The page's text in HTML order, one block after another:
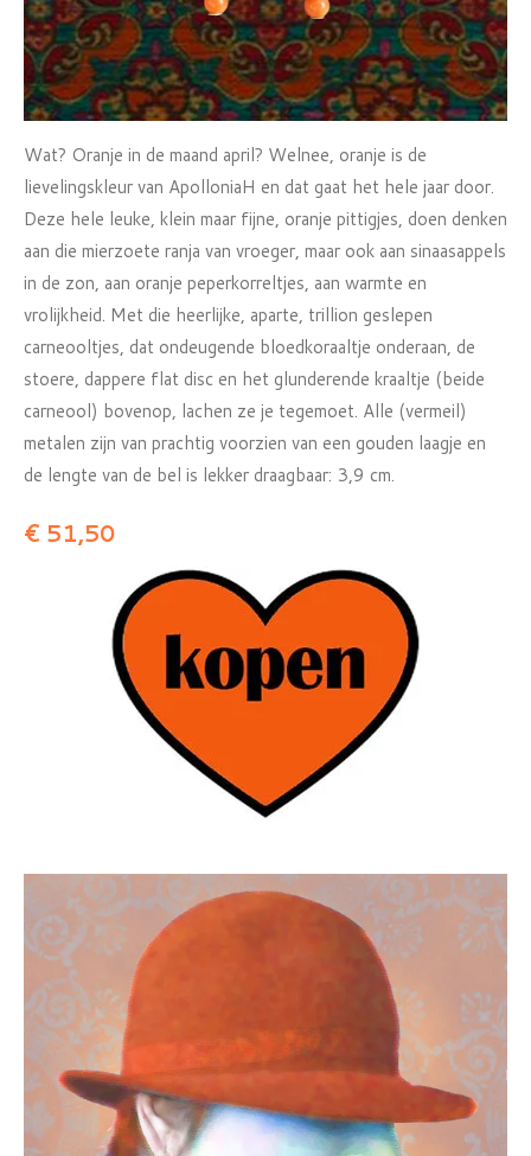
Wat? Oranje in de maand april? Welnee, oranje is de
lievelingskleur van ApolloniaH en dat gaat het hele jaar door.
Deze hele leuke, klein maar fijne, oranje pittigjes, doen denken
aan die mierzoete ranja van vroeger, maar ook aan sinaasappels
in de zon, aan oranje peperkorreltjes, aan warmte en
vrolijkheid. Met die heerlijke, aparte, trillion geslepen
carneooltjes, dat ondeugende bloedkoraaltje onderaan, de
stoere, dappere flat disc en het glunderende kraaltje (beide
carneool) bovenop, lachen ze je tegemoet. Alle (vermeil)
metalen zijn van prachtig voorzien van een gouden laagje en
de lengte van de bel is lekker draagbaar: 3,9 cm.
€ 51,50